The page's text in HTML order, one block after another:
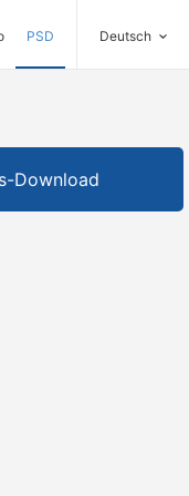
PSD Deutsch
Download